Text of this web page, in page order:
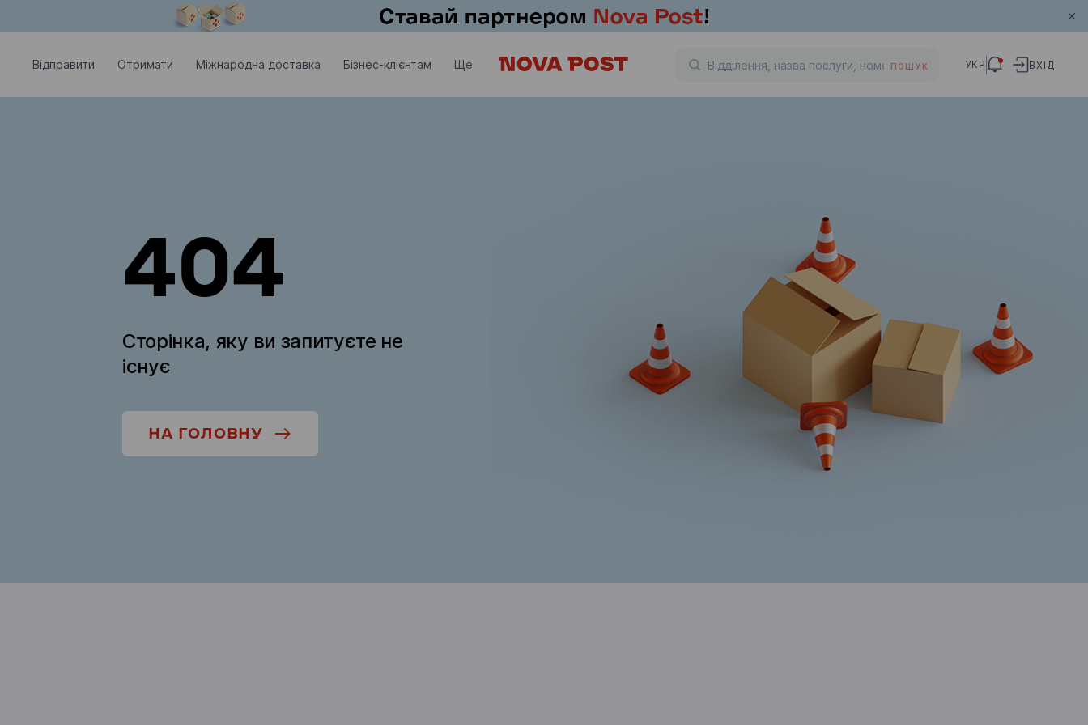
Відправити Отримати Міжнародна доставка Бізнес-клієнтам Ще ПОШУК УКР ВХІД
404
Сторінка, яку ви запитуєте не
існує
НА ГОЛОВНУ